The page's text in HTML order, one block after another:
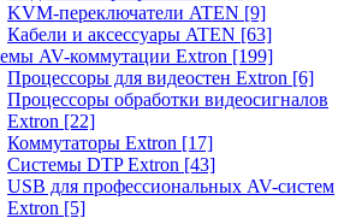
KVM-переключатели ATEN [9]
Кабели и аксессуары ATEN [63]
AV-коммутации Extron [199]
Процессоры для видеостен Extron [6]
Процессоры обработки видеосигналов
Extron [22]
Коммутаторы Extron [17]
Системы DTP Extron [43]
USB для профессиональных AV-систем
Extron [5]